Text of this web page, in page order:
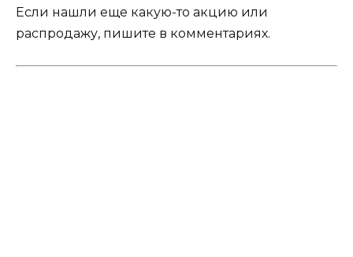
Если нашли еще какую-то акцию или
распродажу, пишите в комментариях.